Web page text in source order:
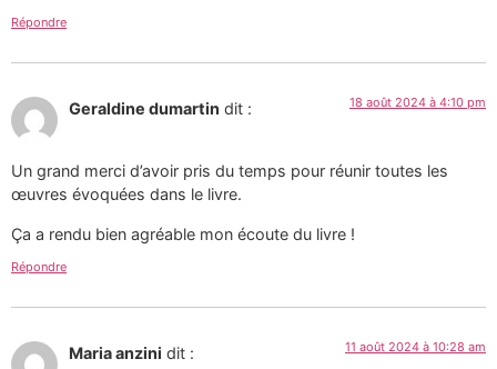
Répondre
Geraldine dumartin dit : 18 août 2024 à 4:10 pm
Un grand merci d’avoir pris du temps pour réunir toutes les
œuvres évoquées dans le livre.
Ça a rendu bien agréable mon écoute du livre !
Répondre
Maria anzini dit : 11 août 2024 à 10:28 am